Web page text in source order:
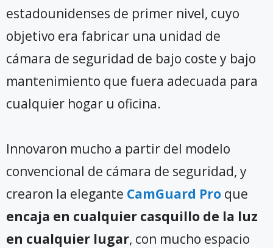
estadounidenses de primer nivel, cuyo
objetivo era fabricar una unidad de
cámara de seguridad de bajo coste y bajo
mantenimiento que fuera adecuada para
cualquier hogar u oficina.
Innovaron mucho a partir del modelo
convencional de cámara de seguridad, y
crearon la elegante CamGuard Pro que
encaja en cualquier casquillo de la luz
en cualquier lugar, con mucho espacio